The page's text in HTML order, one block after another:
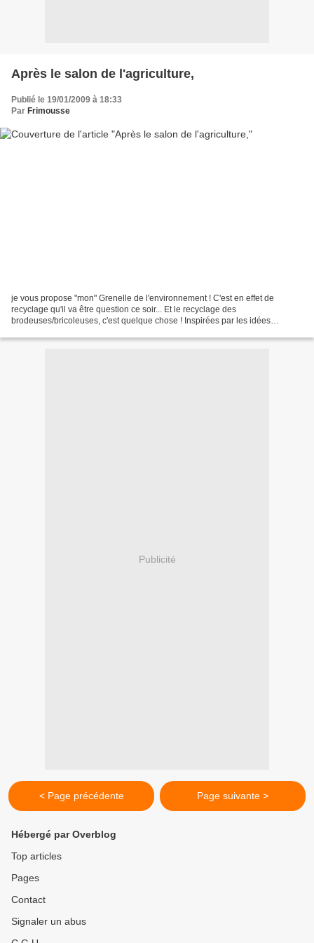
Après le salon de l'agriculture,
Publié le 19/01/2009 à 18:33
Par Frimousse
je vous propose "mon" Grenelle de l'environnement ! C'est en effet de
recyclage qu'il va être question ce soir... Et le recyclage des
brodeuses/bricoleuses, c'est quelque chose ! Inspirées par les idées
http://www.lestresorsdefrimousse.com/pages/RECYCLAGE_ET_DETOURNE
Publicité
< Page précédente Page suivante >
Hébergé par Overblog
Top articles
Pages
Contact
Signaler un abus